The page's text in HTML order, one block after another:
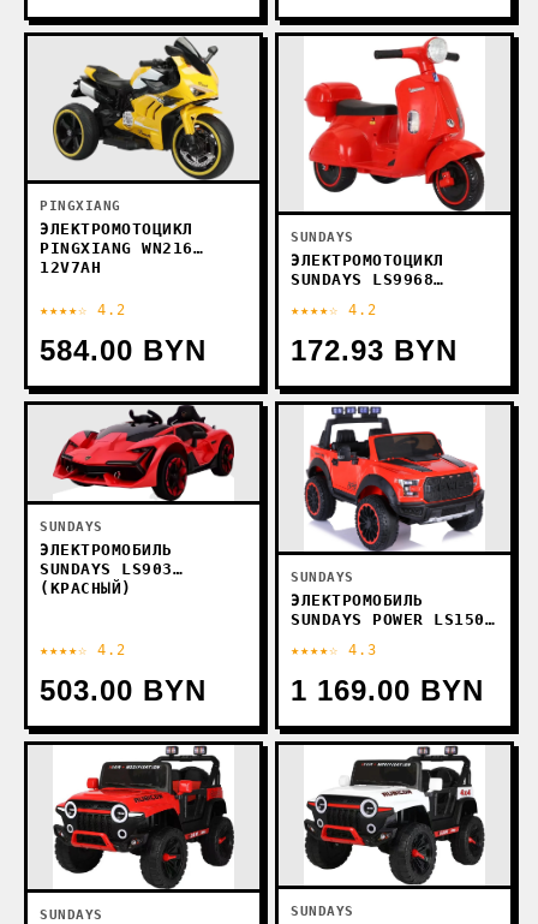
PINGXIANG
ЭЛЕКТРОМОТОЦИКЛ
PINGXIANG WN216
12V7AH
★★★★☆ 4.2
584.00 BYN
SUNDAYS
ЭЛЕКТРОМОТОЦИКЛ
SUNDAYS LS9968
★★★★☆ 4.2
172.93 BYN
SUNDAYS
ЭЛЕКТРОМОБИЛЬ
SUNDAYS LS903
(КРАСНЫЙ)
★★★★☆ 4.2
503.00 BYN
SUNDAYS
ЭЛЕКТРОМОБИЛЬ
SUNDAYS POWER LS150-
★★★★☆ 4.3
1 169.00 BYN
SUNDAYS SUNDAYS